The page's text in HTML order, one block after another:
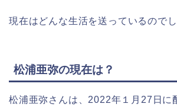
現在はどんな生活を送っているので
松浦亜弥の現在は？
松浦亜弥さんは、2022年１月27日に